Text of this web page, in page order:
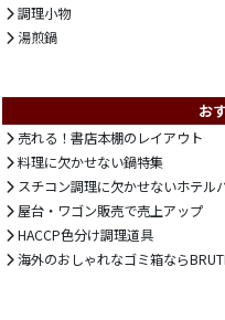
調理小物
湯煎鍋
お
売れる！書店本棚のレイアウト
料理に欠かせない鍋特集
スチコン調理に欠かせないホテル
屋台・ワゴン販売で売上アップ
HACCP色分け調理道具
海外のおしゃれなゴミ箱なら